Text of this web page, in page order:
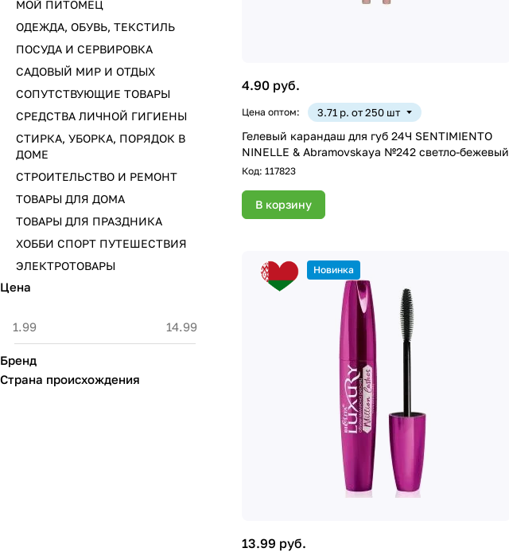
4.90 руб.
Цена оптом: 3.71 р. от 250 шт
Гелевый карандаш для губ 24Ч SENTIMIENTO
NINELLE & Abramovskaya №242 светло-бежевый
Код: 117823
В корзину
Новинка
13.99 руб.
МОЙ ПИТОМЕЦ
ОДЕЖДА, ОБУВЬ, ТЕКСТИЛЬ
ПОСУДА И СЕРВИРОВКА
САДОВЫЙ МИР И ОТДЫХ
СОПУТСТВУЮЩИЕ ТОВАРЫ
СРЕДСТВА ЛИЧНОЙ ГИГИЕНЫ
СТИРКА, УБОРКА, ПОРЯДОК В
ДОМЕ
СТРОИТЕЛЬСТВО И РЕМОНТ
ТОВАРЫ ДЛЯ ДОМА
ТОВАРЫ ДЛЯ ПРАЗДНИКА
ХОББИ СПОРТ ПУТЕШЕСТВИЯ
ЭЛЕКТРОТОВАРЫ
Цена
Бренд
Страна происхождения